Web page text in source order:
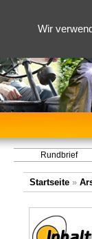
Wir
Rundbrief
Startseite »